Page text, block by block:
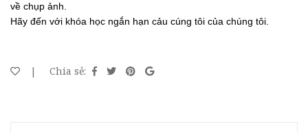
về chụp ảnh.
Hãy đến với khóa học ngắn hạn cảu cúng tôi của chúng tôi.
| Chia sẻ: